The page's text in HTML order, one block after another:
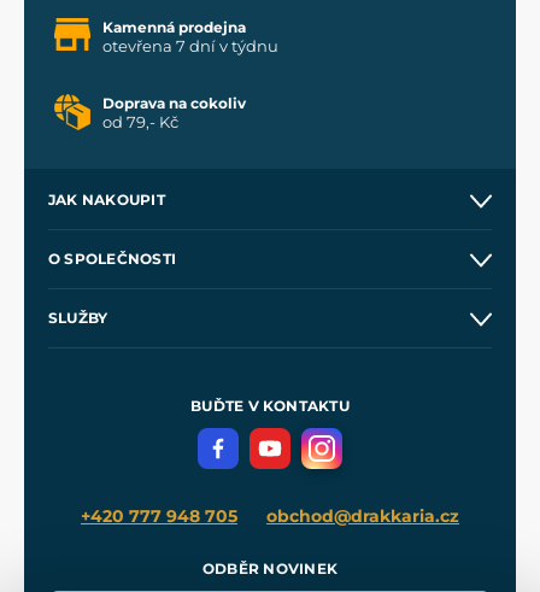
Kamenná prodejna
otevřena 7 dní v týdnu
Doprava na cokoliv
od 79,- Kč
JAK NAKOUPIT
Velkoobchod
O SPOLEČNOSTI
SLUŽBY
Meče pro Kingdom Come
BUĎTE V KONTAKTU
+420 777 948 705 obchod@drakkaria.cz
ODBĚR NOVINEK